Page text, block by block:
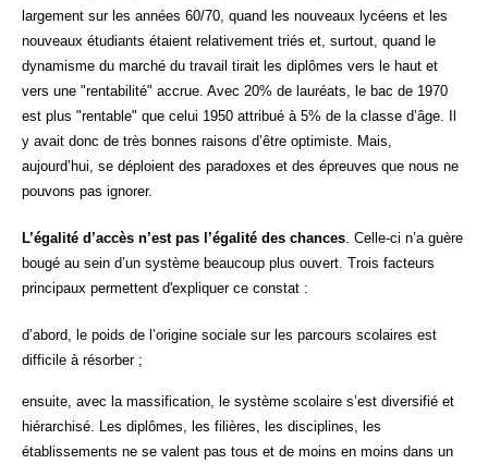
largement sur les années 60/70, quand les nouveaux lycéens et les
nouveaux étudiants étaient relativement triés et, surtout, quand le
dynamisme du marché du travail tirait les diplômes vers le haut et
vers une "rentabilité" accrue. Avec 20% de lauréats, le bac de 1970
est plus "rentable" que celui 1950 attribué à 5% de la classe d’âge. Il
y avait donc de très bonnes raisons d’être optimiste. Mais,
aujourd’hui, se déploient des paradoxes et des épreuves que nous ne
pouvons pas ignorer.
L’égalité d’accès n’est pas l’égalité des chances . Celle-ci n’a guère
bougé au sein d’un système beaucoup plus ouvert. Trois facteurs
principaux permettent d'expliquer ce constat :
d’abord, le poids de l’origine sociale sur les parcours scolaires est
difficile à résorber ;
ensuite, avec la massification, le système scolaire s’est diversifié et
hiérarchisé. Les diplômes, les filières, les disciplines, les
établissements ne se valent pas tous et de moins en moins dans un